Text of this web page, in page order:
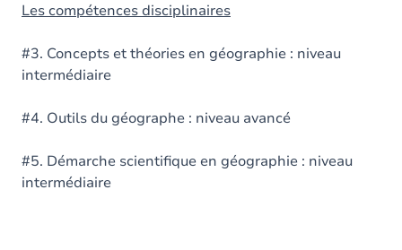
Les compétences disciplinaires
#3. Concepts et théories en géographie : niveau
intermédiaire
#4. Outils du géographe : niveau avancé
#5. Démarche scientifique en géographie : niveau
intermédiaire